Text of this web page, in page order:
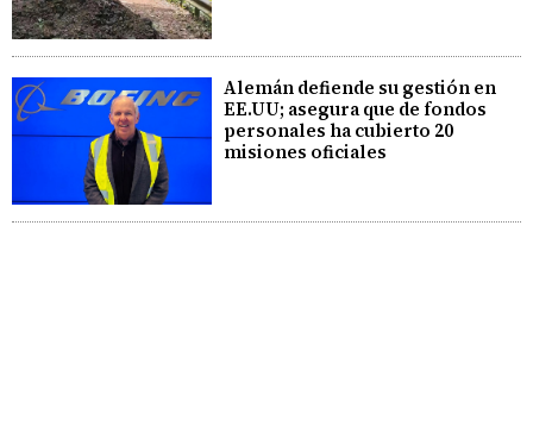
Alemán defiende su gestión en
EE.UU; asegura que de fondos
personales ha cubierto 20
misiones oficiales